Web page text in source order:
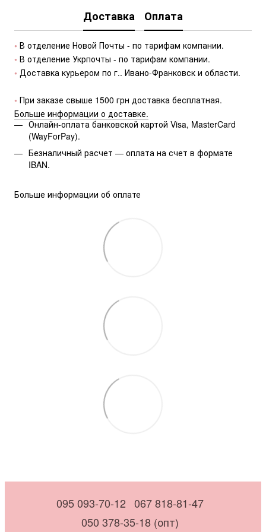
Доставка Оплата
• В отделение Новой Почты - по тарифам компании.
• В отделение Укрпочты - по тарифам компании.
• Доставка курьером по г.. Ивано-Франковск и области.
• При заказе свыше 1500 грн доставка бесплатная.
Больше информации о доставке.
Онлайн-оплата банковской картой Visa, MasterCard
(WayForPay).
Безналичный расчет — оплата на счет в формате
IBAN.
Больше информации об оплате
095 093-70-12 067 818-81-47
050 378-35-18 (опт)